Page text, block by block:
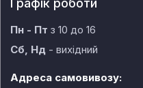
Пн - Пт з 10 до 16
Сб, Нд - вихідний
Адреса самовивозу: